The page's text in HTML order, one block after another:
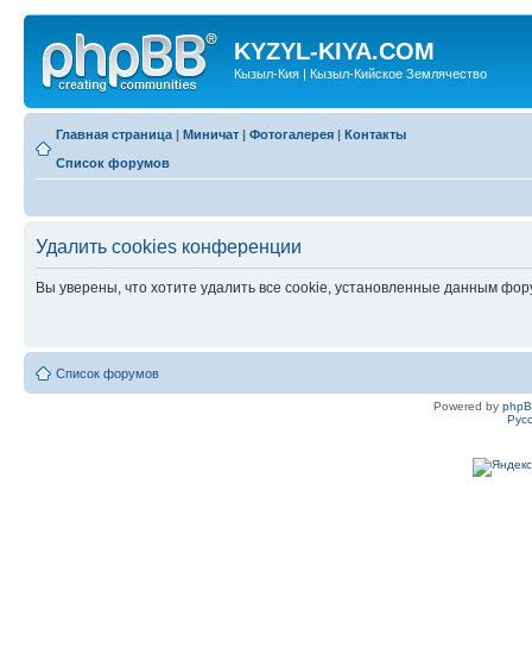
KYZYL-KIYA.COM
Кызыл-Кия | Кызыл-Кийское Землячество
Главная страница | Миничат | Фотогалерея | Контакты
Список форумов
Удалить cookies конференции
Вы уверены, что хотите удалить все cookie, установленные данным
Список форумов
Powered by